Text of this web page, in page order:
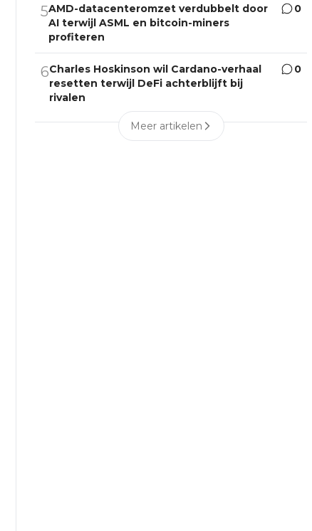
5AMD-datacenteromzet verdubbelt door
AI terwijl ASML en bitcoin-miners
profiteren
0
6Charles Hoskinson wil Cardano-verhaal
resetten terwijl DeFi achterblijft bij
rivalen
0
Meer artikelen